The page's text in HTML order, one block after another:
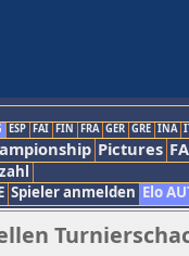
ESP FAI FIN FRA GER GRE INA
Pictures
Spieler anmelden Elo